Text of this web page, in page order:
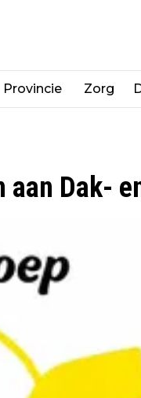
Provincie Zorg
Dak-